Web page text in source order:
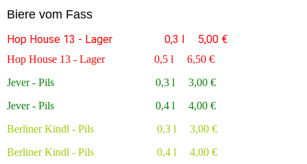
Biere vom Fass
Hop House 13 - Lager 0,3 l 5,00 €
Hop House 13 - Lager 0,5 l 6,50 €
Jever - Pils 0,3 l 3,00 €
Jever - Pils 0,4 l 4,00 €
Berliner Kindl - Pils 0,3 l 3,00 €
Berliner Kindl - Pils 0,4 l 4,00 €